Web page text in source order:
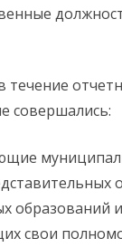
течение
совершались:
образований и
свои